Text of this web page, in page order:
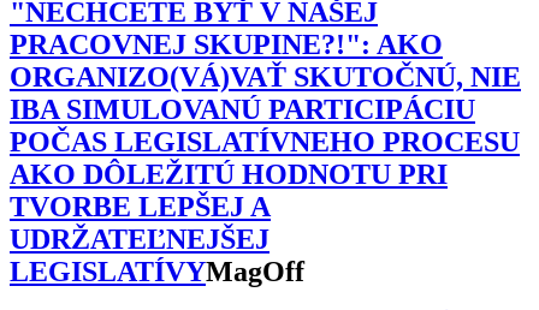
"NECHCETE BYŤ V NAŠEJ
PRACOVNEJ SKUPINE?!": AKO
ORGANIZO(VÁ)VAŤ SKUTOČNÚ, NIE
IBA SIMULOVANÚ PARTICIPÁCIU
POČAS LEGISLATÍVNEHO PROCESU
AKO DÔLEŽITÚ HODNOTU PRI
TVORBE LEPŠEJ A
UDRŽATEĽNEJŠEJ
LEGISLATÍVYMagOff